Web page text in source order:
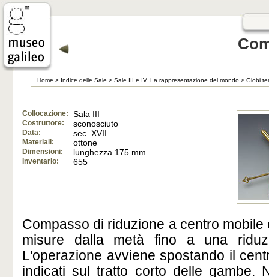
Home > Indice delle Sale > Sale III e IV. La rappresentazione del mondo > Globi
Collocazione: Sala III
Costruttore: sconosciuto
Data: sec. XVII
Materiali: ottone
Dimensioni: lunghezza 175 mm
Inventario: 655
Compasso di riduzione a centro
misure dalla metà fino a una
L'operazione avviene spostando il
indicati sul tratto corto delle gambe.